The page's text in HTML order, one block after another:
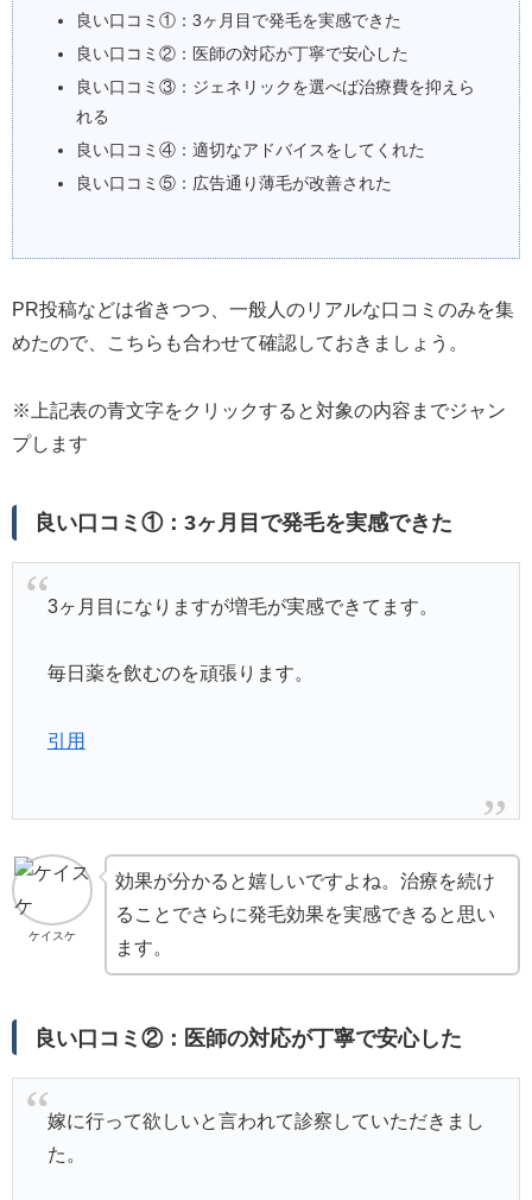
良い口コミ①：3ヶ月目で発毛を実感できた
良い口コミ②：医師の対応が丁寧で安心した
良い口コミ③：ジェネリックを選べば治療費を抑えら
れる
良い口コミ④：適切なアドバイスをしてくれた
良い口コミ⑤：広告通り薄毛が改善された
PR投稿などは省きつつ、一般人のリアルな口コミのみを集
めたので、こちらも合わせて確認しておきましょう。
※上記表の青文字をクリックすると対象の内容までジャン
プします
良い口コミ①：3ヶ月目で発毛を実感できた
3ヶ月目になりますが増毛が実感できてます。
毎日薬を飲むのを頑張ります。
引用
ケイスケ
効果が分かると嬉しいですよね。治療を続け
ることでさらに発毛効果を実感できると思い
ます。
良い口コミ②：医師の対応が丁寧で安心した
嫁に行って欲しいと言われて診察していただきまし
た。